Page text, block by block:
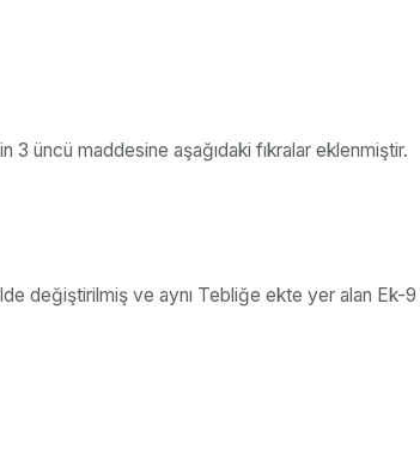
3 üncü maddesine aşağıdaki fıkralar eklenmiştir.
değiştirilmiş ve aynı Tebliğe ekte yer alan Ek-